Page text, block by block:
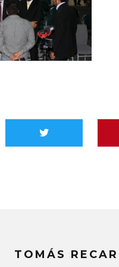
TOMÁS